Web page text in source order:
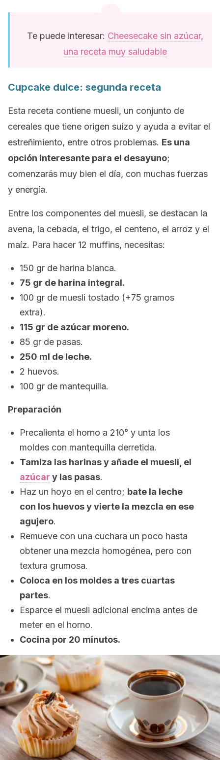
Te puede interesar: Cheesecake sin azúcar,
una receta muy saludable
Cupcake dulce: segunda receta
Esta receta contiene muesli, un conjunto de
cereales que tiene origen suizo y ayuda a evitar el
estreñimiento, entre otros problemas. Es una
opción interesante para el desayuno;
comenzarás muy bien el día, con muchas fuerzas
y energía.
Entre los componentes del muesli, se destacan la
avena, la cebada, el trigo, el centeno, el arroz y el
maíz. Para hacer 12 muffins, necesitas:
150 gr de harina blanca.
75 gr de harina integral.
100 gr de muesli tostado (+75 gramos
extra).
115 gr de azúcar moreno.
85 gr de pasas.
250 ml de leche.
2 huevos.
100 gr de mantequilla.
Preparación
Precalienta el horno a 210° y unta los
moldes con mantequilla derretida.
Tamiza las harinas y añade el muesli, el
azúcar y las pasas.
Haz un hoyo en el centro; bate la leche
con los huevos y vierte la mezcla en ese
agujero.
Remueve con una cuchara un poco hasta
obtener una mezcla homogénea, pero con
textura grumosa.
Coloca en los moldes a tres cuartas
partes.
Esparce el muesli adicional encima antes de
meter en el horno.
Cocina por 20 minutos.